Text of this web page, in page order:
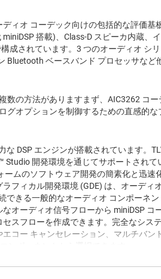
ィオ コーデック向けの包括的な評価基
搭載)、Class-D スピーカ内蔵、
成されています。3 つのオーディオ シ
Bluetooth ベースバンド プロセッサなど
の方法がありますまず、AIC3262 コー
グオプションを制御するための直感的な
な DSP エンジンが搭載されています。
開発環境を通じてサポートされて
ムのソフトウェア開発の簡素化と迅速
フィカル開発環境 (GDE) は、オーディ
できる一般的なオーディオ コンポーネ
オーディオ信号フローから miniDSP コ
スフローを作成できます。完全なシス
コー キャンセレーション、マルチバン